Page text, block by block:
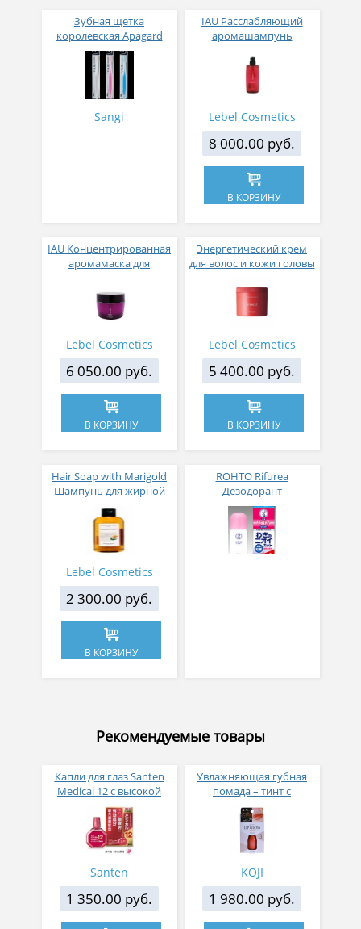
Зубная щетка
королевская Apagard
ионная 1 штука
Sangi
IAU Расслабляющий
аромашампунь
кожи головы 600 мл
Lebel Cosmetics
8 000.00 руб.
В КОРЗИНУ
IAU Концентрированная
аромамаска для
вьющихся волос 170 мл
Lebel Cosmetics
6 050.00 руб.
В КОРЗИНУ
Энергетический крем
для волос и кожи головы
Lebel Cosmetics
5 400.00 руб.
В КОРЗИНУ
Hair Soap with Marigold
Шампунь для жирной
кожи головы календула
240 мл
Lebel Cosmetics
2 300.00 руб.
В КОРЗИНУ
ROHTO Rifurea
Дезодорант
антиперспирант 30мл
Рекомендуемые товары
Капли для глаз Santen
Medical 12 с высокой
концентрацией
активных компонентов
12 мл
Santen
1 350.00 руб.
Увлажняющая губная
помада – тинт с
аппликатором KOJI,
Красно-оранжевый
KOJI
1 980.00 руб.